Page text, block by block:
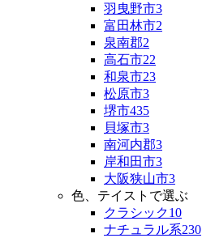
羽曳野市3
富田林市2
泉南郡2
高石市22
和泉市23
松原市3
堺市435
貝塚市3
南河内郡3
岸和田市3
大阪狭山市3
色、テイストで選ぶ
クラシック10
ナチュラル系230